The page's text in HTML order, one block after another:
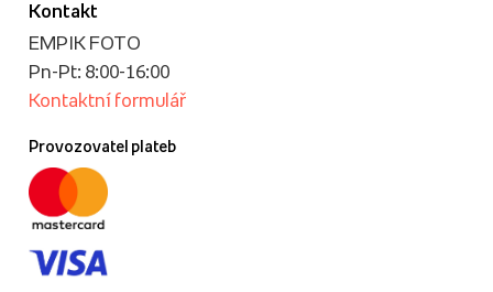
Kontakt
EMPIK FOTO
Pn-Pt: 8:00-16:00
Kontaktní formulář
Provozovatel plateb